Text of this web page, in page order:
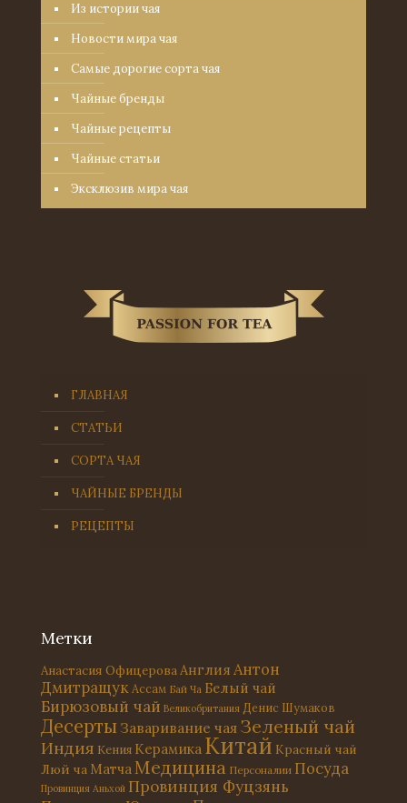
Из истории чая
Новости мира чая
Самые дорогие сорта чая
Чайные бренды
Чайные рецепты
Чайные статьи
Эксклюзив мира чая
ГЛАВНАЯ
СТАТЬИ
СОРТА ЧАЯ
ЧАЙНЫЕ БРЕНДЫ
РЕЦЕПТЫ
Метки
Анастасия ОфицероваАнглия Антон
Дмитращук Ассам Бай Ча Белый чай
Бирюзовый чай Великобритания Денис Шумаков
Десерты Заваривание чая Зеленый чай
Индия Кения Керамика Китай Красный чай
Люй ча МатчаМедицина Персоналии Посуда
Провинция Аньхой Провинция Фуцзянь